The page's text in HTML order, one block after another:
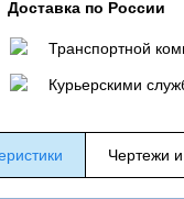
Доставка по России
Транспортной
Курьерскими
Чертежи